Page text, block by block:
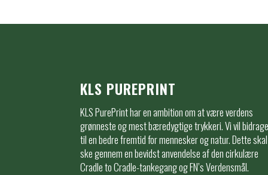
KLS PUREPRINT
KLS PurePrint har en ambition om at være verdens
grønneste og mest bæredygtige trykkeri. Vi vil
til en bedre fremtid for mennesker og natur. Dette skal
ske gennem en bevidst anvendelse af den cirkulære
Cradle to Cradle-tankegang og FN’s Verdensmål.